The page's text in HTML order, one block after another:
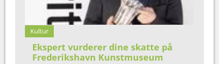
Kultur
Ekspert vurderer dine skatte på
Frederikshavn Kunstmuseum